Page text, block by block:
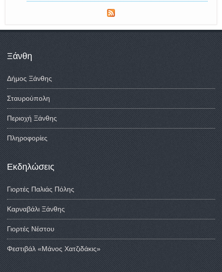
Ξάνθη
Δήμος Ξάνθης
Σταυρούπολη
Περιοχή Ξάνθης
Πληροφορίες
Εκδηλώσεις
Γιορτές Παλιάς Πόλης
Καρναβάλι Ξάνθης
Γιορτές Νέστου
Φεστιβάλ «Μάνος Χατζιδάκις»